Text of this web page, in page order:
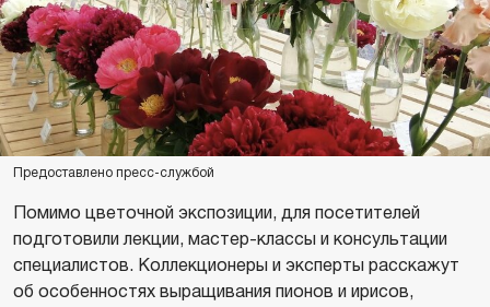
Предоставлено пресс-службой
Помимо цветочной экспозиции, для посетителей
подготовили лекции, мастер-классы и консультации
специалистов. Коллекционеры и эксперты расскажут
об особенностях выращивания пионов и ирисов,